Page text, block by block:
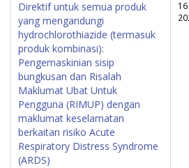
Direktif untuk semua produk
yang mengandungi
hydrochlorothiazide (termasuk
produk kombinasi):
Pengemaskinian sisip
bungkusan dan Risalah
Maklumat Ubat Untuk
Pengguna (RIMUP) dengan
maklumat keselamatan
berkaitan risiko Acute
Respiratory Distress Syndrome
(ARDS)